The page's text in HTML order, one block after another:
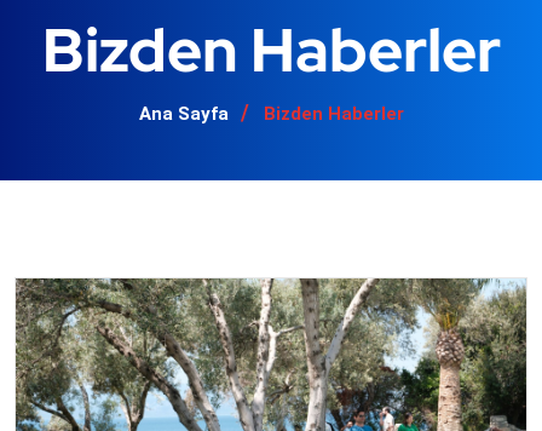
Bizden Haberler
Ana Sayfa Bizden Haberler